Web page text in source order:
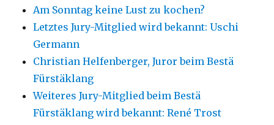
Am Sonntag keine Lust zu kochen?
Letztes Jury-Mitglied wird bekannt: Uschi
Germann
Christian Helfenberger, Juror beim Bestä
Fürstäklang
Weiteres Jury-Mitglied beim Bestä
Fürstäklang wird bekannt: René Trost